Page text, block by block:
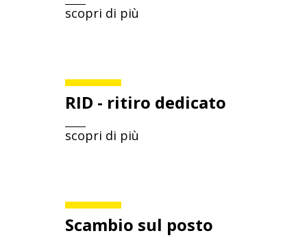
scopri di più
RID - ritiro dedicato
scopri di più
Scambio sul posto